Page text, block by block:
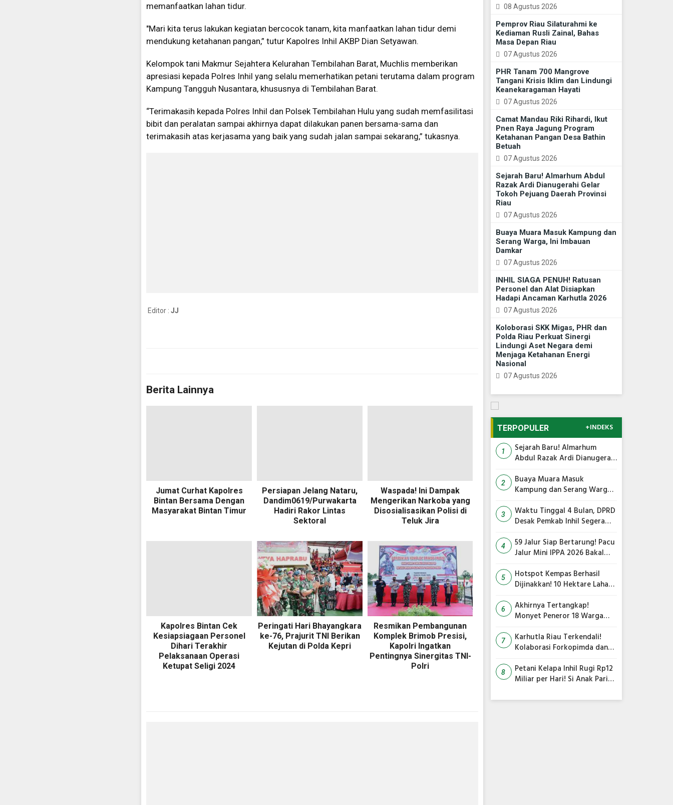
memanfaatkan lahan tidur.
"Mari kita terus lakukan kegiatan bercocok tanam, kita manfaatkan lahan tidur demi
mendukung ketahanan pangan,” tutur Kapolres Inhil AKBP Dian Setyawan.
Kelompok tani Makmur Sejahtera Kelurahan Tembilahan Barat, Muchlis memberikan
apresiasi kepada Polres Inhil yang selalu memerhatikan petani terutama dalam program
Kampung Tangguh Nusantara, khususnya di Tembilahan Barat.
“Terimakasih kepada Polres Inhil dan Polsek Tembilahan Hulu yang sudah memfasilitasi
bibit dan peralatan sampai akhirnya dapat dilakukan panen bersama-sama dan
terimakasih atas kerjasama yang baik yang sudah jalan sampai sekarang,” tukasnya.
Editor : JJ
Berita Lainnya
Jumat Curhat Kapolres
Bintan Bersama Dengan
Masyarakat Bintan Timur
Persiapan Jelang Nataru,
Dandim0619/Purwakarta
Hadiri Rakor Lintas
Sektoral
Waspada! Ini Dampak
Mengerikan Narkoba yang
Disosialisasikan Polisi di
Teluk Jira
Kapolres Bintan Cek
Kesiapsiagaan Personel
Dihari Terakhir
Pelaksanaan Operasi
Ketupat Seligi 2024
Peringati Hari Bhayangkara
ke-76, Prajurit TNI Berikan
Kejutan di Polda Kepri
Resmikan Pembangunan
Komplek Brimob Presisi,
Kapolri Ingatkan
Pentingnya Sinergitas TNI-
Polri
08 Agustus 2026
Pemprov Riau Silaturahmi ke
Kediaman Rusli Zainal, Bahas
Masa Depan Riau
07 Agustus 2026
PHR Tanam 700 Mangrove
Tangani Krisis Iklim dan Lindungi
Keanekaragaman Hayati
07 Agustus 2026
Camat Mandau Riki Rihardi, Ikut
Pnen Raya Jagung Program
Ketahanan Pangan Desa Bathin
Betuah
07 Agustus 2026
Sejarah Baru! Almarhum Abdul
Razak Ardi Dianugerahi Gelar
Tokoh Pejuang Daerah Provinsi
Riau
07 Agustus 2026
Buaya Muara Masuk Kampung dan
Serang Warga, Ini Imbauan
Damkar
07 Agustus 2026
INHIL SIAGA PENUH! Ratusan
Personel dan Alat Disiapkan
Hadapi Ancaman Karhutla 2026
07 Agustus 2026
Koloborasi SKK Migas, PHR dan
Polda Riau Perkuat Sinergi
Lindungi Aset Negara demi
Menjaga Ketahanan Energi
Nasional
07 Agustus 2026
TERPOPULER +INDEKS
1
Sejarah Baru! Almarhum
Abdul Razak Ardi Dianugerahi
Provinsi Riau
2
Buaya Muara Masuk
Kampung dan Serang Warga,
3
Waktu Tinggal 4 Bulan, DPRD
Desak Pemkab Inhil Segera
4
59 Jalur Siap Bertarung! Pacu
Jalur Mini IPPA 2026 Bakal
5
Hotspot Kempas Berhasil
Dijinakkan! 10 Hektare Lahan
Inhil Pimpin Langsung
Pemadaman
6
Akhirnya Tertangkap!
Monyet Peneror 18 Warga
7
Karhutla Riau Terkendali!
Kolaborasi Forkopimda dan
Utama
8
Petani Kelapa Inhil Rugi Rp12
Miliar per Hari! Si Anak Parit
Terus Anjlok